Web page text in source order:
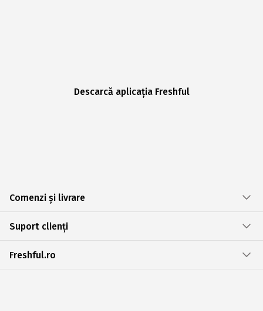
Descarcă aplicația Freshful
Comenzi și livrare
Suport clienți
Freshful.ro